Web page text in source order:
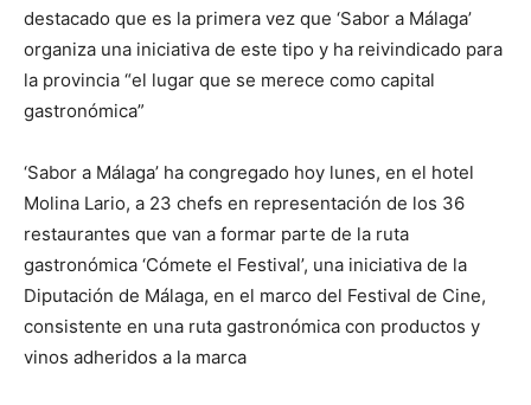
destacado que es la primera vez que ‘Sabor a Málaga’
organiza una iniciativa de este tipo y ha reivindicado para
la provincia “el lugar que se merece como capital
gastronómica”
‘Sabor a Málaga’ ha congregado hoy lunes, en el hotel
Molina Lario, a 23 chefs en representación de los 36
restaurantes que van a formar parte de la ruta
gastronómica ‘Cómete el Festival’, una iniciativa de la
Diputación de Málaga, en el marco del Festival de Cine,
consistente en una ruta gastronómica con productos y
vinos adheridos a la marca